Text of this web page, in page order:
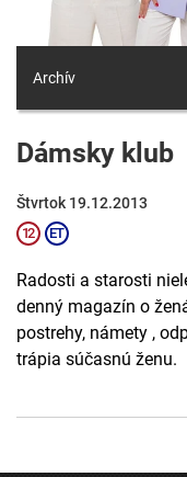
Archív
Dámsky klub
Štvrtok 19.12.2013
Radosti a starosti
denný magazín o
postrehy, námety ,
trápia súčasnú ženu.